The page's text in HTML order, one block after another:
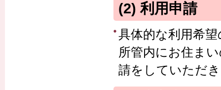
(2) 利用申請
具体的な利用希
所管内にお住ま
請をしていただ